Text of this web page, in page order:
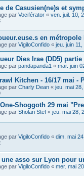
de Casusien(ne)s et
par Vociférator « ven. juil. 10,
en métropole
par VigiloConfido « jeu. juin
Dies Irae (DD5)
par pandapanda1 « mar. juin
Kitchen - 16/17 mai -
par Charly Dean « jeu. mai
Shoggoth 29 mai
par Sholari Stef « jeu. mai 28,
par VigiloConfido « dim. mai
asso sur Lyon pour
par VigiloConfido « mer. mai